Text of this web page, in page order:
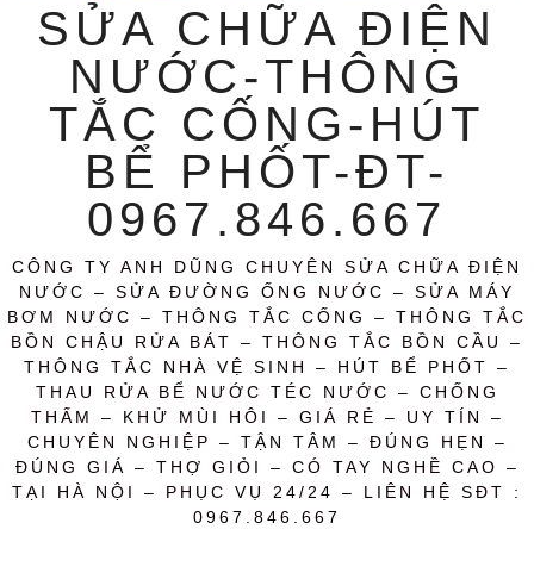
SỬA CHỮA ĐIỆN
NƯỚC-THÔNG
TẮC CỐNG-HÚT
BỂ PHỐT-ĐT-
0967.846.667
CÔNG TY ANH DŨNG CHUYÊN SỬA CHỮA ĐIỆN
NƯỚC – SỬA ĐƯỜNG ỐNG NƯỚC – SỬA MÁY
BƠM NƯỚC – THÔNG TẮC CỐNG – THÔNG TẮC
BỒN CHẬU RỬA BÁT – THÔNG TẮC BỒN CẦU –
THÔNG TẮC NHÀ VỆ SINH – HÚT BỂ PHỐT –
THAU RỬA BỂ NƯỚC TÉC NƯỚC – CHỐNG
THẤM – KHỬ MÙI HÔI – GIÁ RẺ – UY TÍN –
CHUYÊN NGHIỆP – TẬN TÂM – ĐÚNG HẸN –
ĐÚNG GIÁ – THỢ GIỎI – CÓ TAY NGHỀ CAO –
TẠI HÀ NỘI – PHỤC VỤ 24/24 – LIÊN HỆ SĐT :
0967.846.667